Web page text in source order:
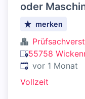
oder
merken
55758
Veröffentlicht:
vor 1 Monat
Vollzeit